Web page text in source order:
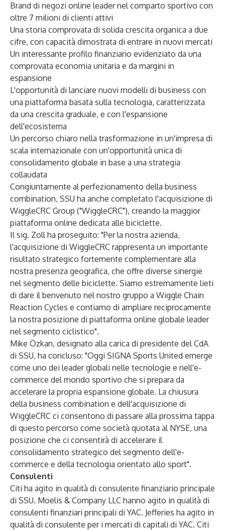
Brand di negozi online leader nel comparto sportivo con
oltre 7 milioni di clienti attivi
Una storia comprovata di solida crescita organica a due
cifre, con capacità dimostrata di entrare in nuovi mercati
Un interessante profilo finanziario evidenziato da una
comprovata economia unitaria e da margini in
espansione
L'opportunità di lanciare nuovi modelli di business con
una piattaforma basata sulla tecnologia, caratterizzata
da una crescita graduale, e con l'espansione
dell'ecosistema
Un percorso chiaro nella trasformazione in un'impresa di
scala internazionale con un'opportunità unica di
consolidamento globale in base a una strategia
collaudata
Congiuntamente al perfezionamento della business
combination, SSU ha anche completato l'acquisizione di
WiggleCRC Group ("WiggleCRC"), creando la maggior
piattaforma online dedicata alle biciclette.
Il sig. Zoll ha proseguito: "Per la nostra azienda,
l'acquisizione di WiggleCRC rappresenta un importante
risultato strategico fortemente complementare alla
nostra presenza geografica, che offre diverse sinergie
nel segmento delle biciclette. Siamo estremamente lieti
di dare il benvenuto nel nostro gruppo a Wiggle Chain
Reaction Cycles e contiamo di ampliare reciprocamente
la nostra posizione di piattaforma online globale leader
nel segmento ciclistico".
Mike Özkan, designato alla carica di presidente del CdA
di SSU, ha concluso: "Oggi SIGNA Sports United emerge
come uno dei leader globali nelle tecnologie e nell'e-
commerce del mondo sportivo che si prepara da
accelerare la propria espansione globale. La chiusura
della business combination e dell'acquisizione di
WiggleCRC ci consentono di passare alla prossima tappa
di questo percorso come società quotata al NYSE, una
posizione che ci consentirà di accelerare il
consolidamento strategico del segmento dell'e-
commerce e della tecnologia orientato allo sport".
Consulenti
Citi ha agito in qualità di consulente finanziario principale
di SSU. Moelis & Company LLC hanno agito in qualità di
consulenti finanziari principali di YAC. Jefferies ha agito in
qualità di consulente per i mercati di capitali di YAC. Citi